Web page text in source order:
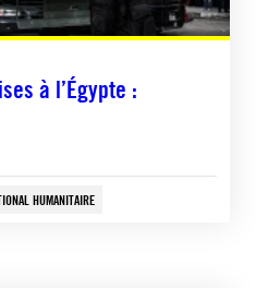
à l’Égypte :
HUMANITAIRE